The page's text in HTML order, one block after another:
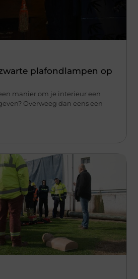
plafondlampen op
manier om je interieur een
Overweeg dan eens een